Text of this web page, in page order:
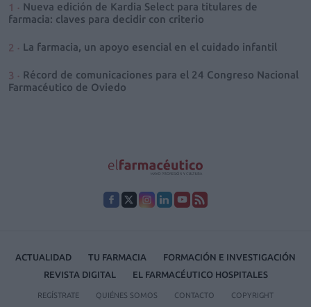
Nueva edición de Kardia Select para titulares de
farmacia: claves para decidir con criterio
La farmacia, un apoyo esencial en el cuidado infantil
Récord de comunicaciones para el 24 Congreso Nacional
Farmacéutico de Oviedo
ACTUALIDAD TU FARMACIA
FORMACIÓN E INVESTIGACIÓN
REVISTA DIGITAL
EL FARMACÉUTICO HOSPITALES
REGÍSTRATE QUIÉNES SOMOS CONTACTO COPYRIGHT